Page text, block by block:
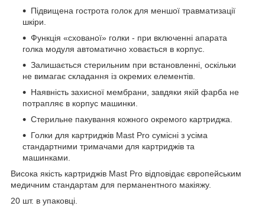
Підвищена гострота голок для меншої травматизації
шкіри.
Функція «схованої» голки - при включенні апарата
голка модуля автоматично ховається в корпус.
Залишається стерильним при встановленні, оскільки
не вимагає складання із окремих елементів.
Наявність захисної мембрани, завдяки якій фарба не
потрапляє в корпус машинки.
Стерильне пакування кожного окремого картриджа.
Голки для картриджів Mast Pro сумісні з усіма
стандартними тримачами для картриджів та
машинками.
Висока якість картриджів Mast Pro відповідає європейським
медичним стандартам для перманентного макіяжу.
20 шт. в упаковці.